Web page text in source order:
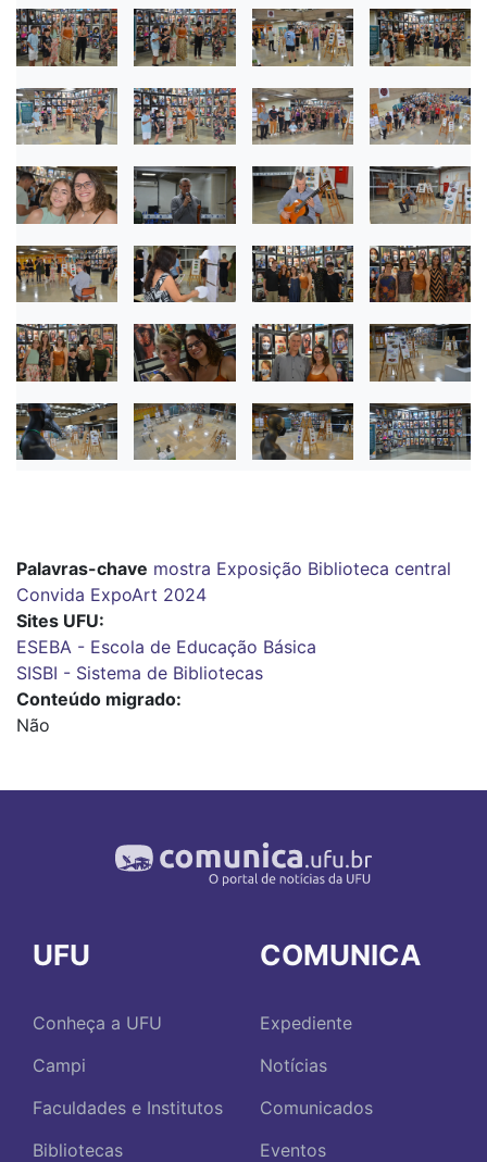
Palavras-chave mostra Exposição Biblioteca central
Convida ExpoArt 2024
Sites UFU
ESEBA - Escola de Educação Básica
SISBI - Sistema de Bibliotecas
Conteúdo migrado
Não
UFU
Conheça a UFU
Campi
Faculdades e Institutos
Bibliotecas
COMUNICA
Expediente
Notícias
Comunicados
Eventos